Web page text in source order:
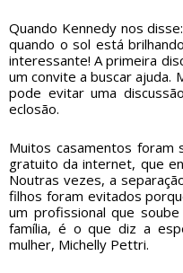
Quando Kennedy nos
quando o sol está
interessante! A primeira
um convite a buscar ajuda.
pode evitar uma
eclosão.
Muitos casamentos foram
gratuito da internet, que
Noutras vezes, a
filhos foram evitados
um profissional que
família, é o que diz a
mulher, Michelly Pettri.